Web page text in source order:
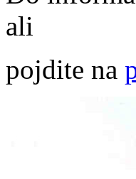
ali
pojdite na